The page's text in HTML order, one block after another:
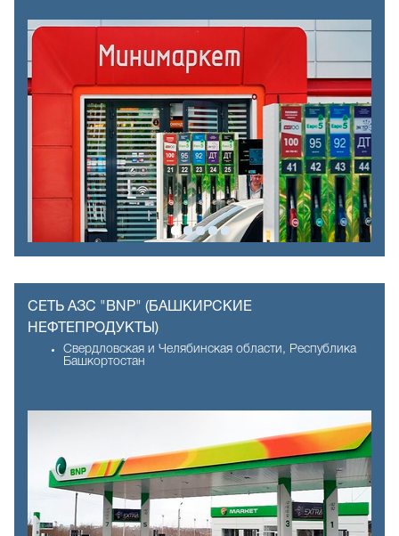
СЕТЬ АЗС "BNP" (БАШКИРСКИЕ
НЕФТЕПРОДУКТЫ)
Свердловская и Челябинская области, Республика
Башкортостан